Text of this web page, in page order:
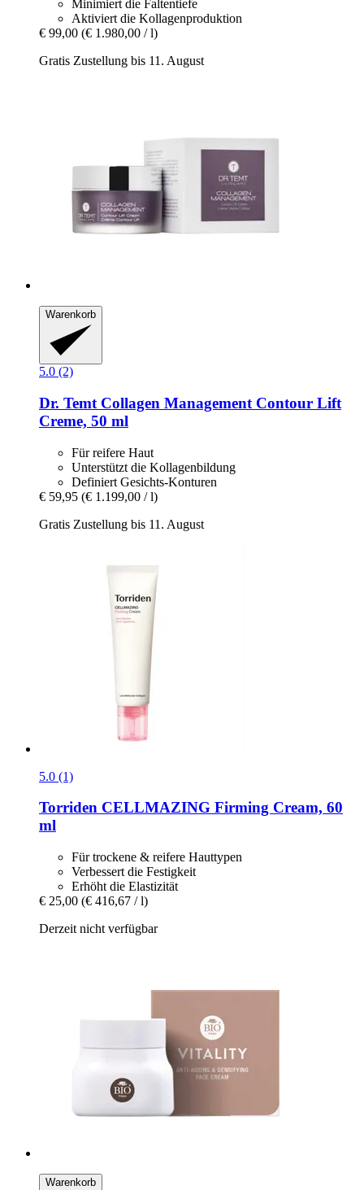
Minimiert die Faltentiefe
Aktiviert die Kollagenproduktion
€ 99,00 (€ 1.980,00 / l)
Gratis Zustellung bis 11. August
Warenkorb
5.0 (2)
Dr. Temt Collagen Management Contour Lift
Creme, 50 ml
Für reifere Haut
Unterstützt die Kollagenbildung
Definiert Gesichts-Konturen
€ 59,95 (€ 1.199,00 / l)
Gratis Zustellung bis 11. August
5.0 (1)
Torriden CELLMAZING Firming Cream, 60
ml
Für trockene & reifere Hauttypen
Verbessert die Festigkeit
Erhöht die Elastizität
€ 25,00 (€ 416,67 / l)
Derzeit nicht verfügbar
Warenkorb